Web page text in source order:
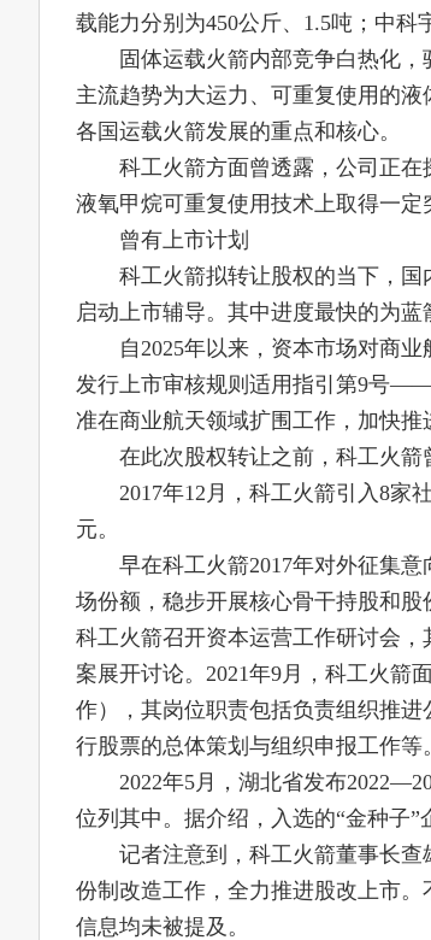
载能力分别为450公斤、1.5吨；中科
固体运载火箭内部竞争白热化
主流趋势为大运力、可重复使用的
各国运载火箭发展的重点和核心。
科工火箭方面曾透露，公司正
液氧甲烷可重复使用技术上取得一定
曾有上市计划
科工火箭拟转让股权的当下，
启动上市辅导。其中进度最快的为蓝
自2025年以来，资本市场对商
发行上市审核规则适用指引第9号
准在商业航天领域扩围工作，加快推
在此次股权转让之前，科工火箭
2017年12月，科工火箭引入8家
元。
早在科工火箭2017年对外征集
场份额，稳步开展核心骨干持股和股
科工火箭召开资本运营工作研讨会
案展开讨论。2021年9月，科工火箭
作），其岗位职责包括负责组织推
行股票的总体策划与组织申报工作等。
2022年5月，湖北省发布
位列其中。据介绍，入选的“金种子”
记者注意到，科工火箭董事长查
份制改造工作，全力推进股改上市
信息均未被提及。